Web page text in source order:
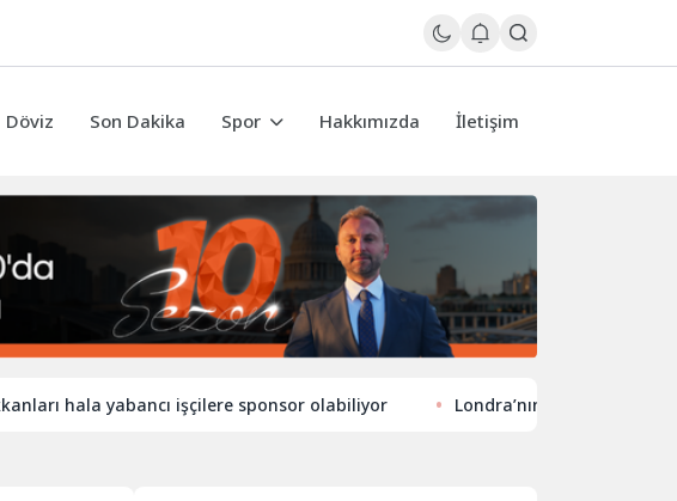
Döviz Son Dakika Spor Hakkımızda İletişim
yabancı işçilere sponsor olabiliyor Londra’nın eğlence hayatında yeni